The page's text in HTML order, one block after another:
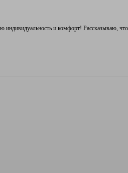
индивидуальность и комфорт! Рассказываю,